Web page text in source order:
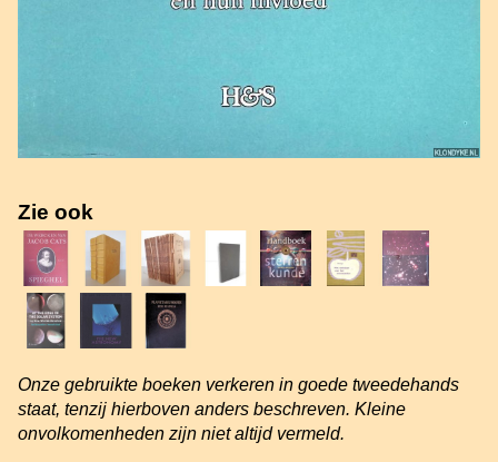
Zie ook
Onze gebruikte boeken verkeren in goede tweedehands
staat, tenzij hierboven anders beschreven. Kleine
onvolkomenheden zijn niet altijd vermeld.